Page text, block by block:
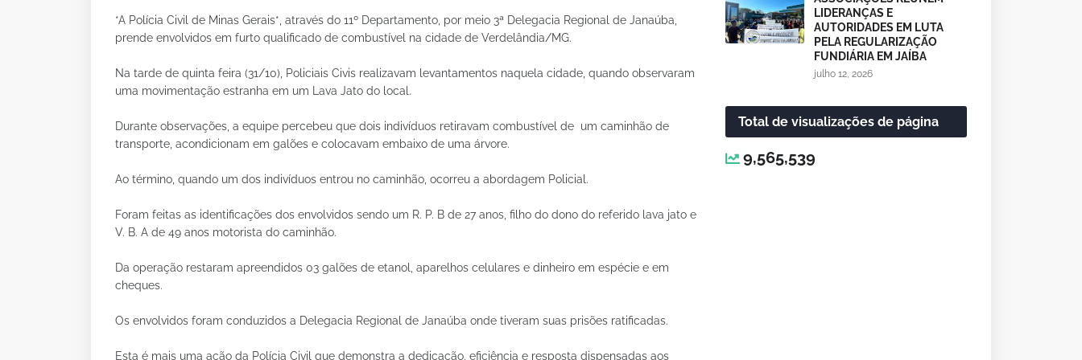
*A Polícia Civil de Minas Gerais*, através do 11º Departamento, por meio 3ª Delegacia Regional de Janaúba,
prende envolvidos em furto qualificado de combustível na cidade de Verdelândia/MG.
Na tarde de quinta feira (31/10), Policiais Civis realizavam levantamentos naquela cidade, quando observaram
uma movimentação estranha em um Lava Jato do local.
Durante observações, a equipe percebeu que dois indivíduos retiravam combustível de um caminhão de
transporte, acondicionam em galões e colocavam embaixo de uma árvore.
Ao término, quando um dos indivíduos entrou no caminhão, ocorreu a abordagem Policial.
Foram feitas as identificações dos envolvidos sendo um R. P. B de 27 anos, filho do dono do referido lava jato e
V. B. A de 49 anos motorista do caminhão.
Da operação restaram apreendidos 03 galões de etanol, aparelhos celulares e dinheiro em espécie e em
cheques.
Os envolvidos foram conduzidos a Delegacia Regional de Janaúba onde tiveram suas prisões ratificadas.
Esta é mais uma ação da Polícia Civil que demonstra a dedicação, eficiência e resposta dispensadas aos
LIDERANÇAS E
AUTORIDADES EM LUTA
PELA REGULARIZAÇÃO
FUNDIÁRIA EM JAÍBA
julho 12, 2026
Total de visualizações de página
9,565,539